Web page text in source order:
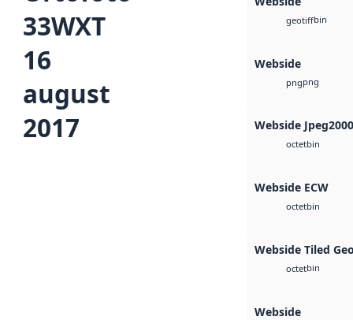
33WXT
16
august
2017
geotiffbin
Webside
pngpng
Webside Jpeg2000
octetbin
Webside ECW
octetbin
Webside Tiled
octetbin
Webside